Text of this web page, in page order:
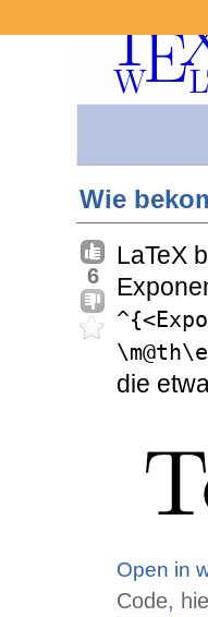
Wie
6
LaTeX
die
Open in
Code,